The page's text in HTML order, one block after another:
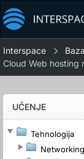
Interspace
Cloud Web hosting
UČENJE
Tehnologija
Networking